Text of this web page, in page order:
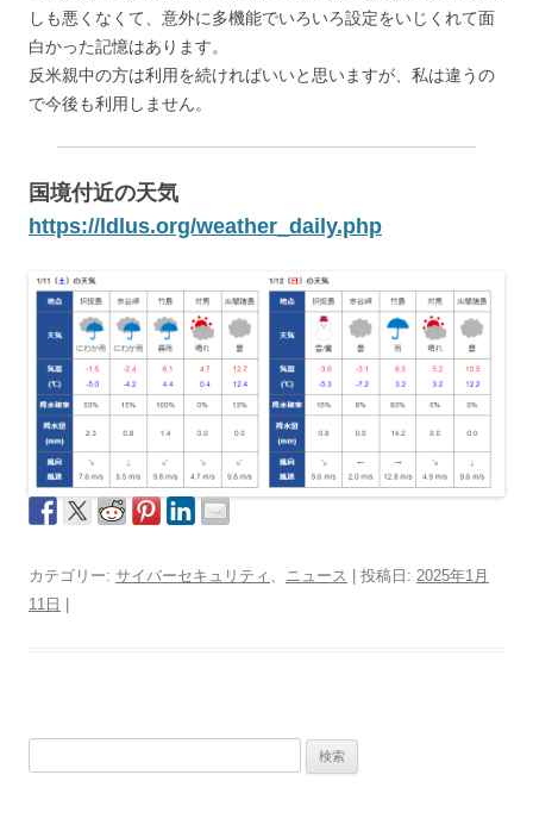
しも悪くなくて、意外に多機能でいろいろ設定をいじくれて面
白かった記憶はあります。
反米親中の方は利用を続ければいいと思いますが、私は違うの
で今後も利用しません。
国境付近の天気
https://ldlus.org/weather_daily.php
カテゴリー: サイバーセキュリティ 、 ニュース | 投稿日: 2025年1月
11日